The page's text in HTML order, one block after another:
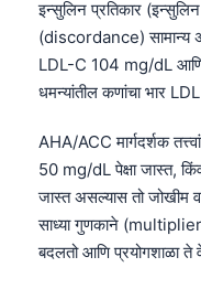
इन्सुलिन प्रतिकार
(discordance) सामान्य
LDL-C 104 mg/dL आणि
धमन्यांतील कणांचा भार
AHA/ACC मार्गदर्शक
50 mg/dL पेक्षा जास्त,
जास्त असल्यास तो
साध्या गुणकाने
बदलतो आणि प्रयोगशाळा ते